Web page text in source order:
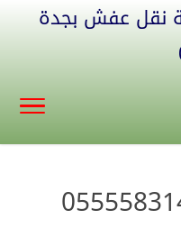
نقل عفش بجدة
بجدة 0555583146